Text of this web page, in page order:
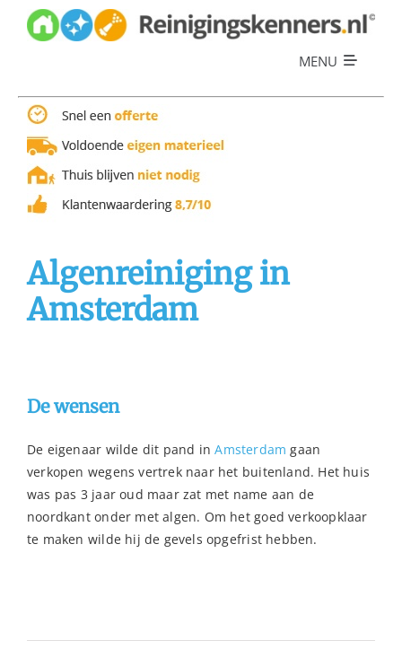
MENU
Diensten
Algenreiniging in
Amsterdam
De wensen
De eigenaar wilde dit pand inAmsterdam gaan
verkopen wegens vertrek naar het buitenland. Het huis
was pas 3 jaar oud maar zat met name aan de
noordkant onder met algen. Om het goed verkoopklaar
te maken wilde hij de gevels opgefrist hebben.